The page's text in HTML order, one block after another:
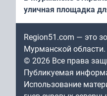
уличная площадка
в падел
Region51.com — это
Мурманской области.
© 2026 Все права
Публикуемая
Использование